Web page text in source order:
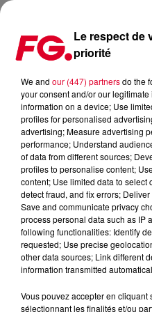
ALOK LIVRE SON NOUVEAU
Publié : 30 mai 2017 à
Le respect de
priorité
We and our (447) partnersdo the
your consent and/or our
information on a device; Use
profiles for personalised
advertising; Measure advertising
performance; Understand
of data from different sources;
profiles to personalise content;
content; Use limited data to select
detect fraud, and fix errors;
Save and communicate privacy
process personal data such as IP
following functionalities: Identify
requested; Use precise
other data sources; Link different
information transmitted
Vous pouvez accepter en cliquant
sélectionnant les finalités et/ou